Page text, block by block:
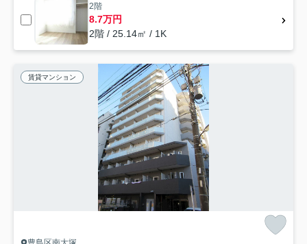
2階
8.7万円
2階 / 25.14㎡ / 1K
賃貸マンション